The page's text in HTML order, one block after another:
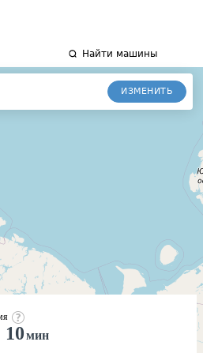
Найти машины
ИЗМЕНИТЬ
10мин